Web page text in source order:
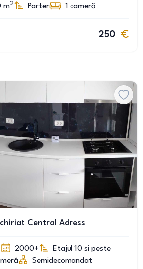
m2 Parter 1 cameră
250
Central Adress
2000+
Etajul 10 si peste
Semidecomandat